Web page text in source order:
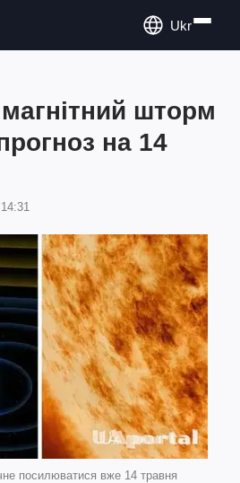
Ukr
шторм
на 14
посилюватися вже 14 травня